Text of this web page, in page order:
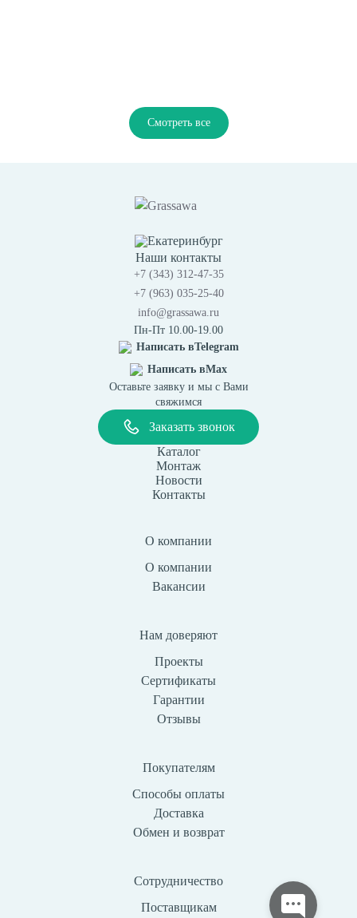
Смотреть все
Екатеринбург
Наши контакты
+7 (343) 312-47-35
+7 (963) 035-25-40
info@grassawa.ru
Пн-Пт 10.00-19.00
Написать вTelegram
Написать вMax
Оставьте заявку и мы с Вами
свяжимся
Заказать звонок
Каталог
Монтаж
Новости
Контакты
О компании
О компании
Вакансии
Нам доверяют
Проекты
Сертификаты
Гарантии
Отзывы
Покупателям
Способы оплаты
Доставка
Обмен и возврат
Сотрудничество
Поставщикам